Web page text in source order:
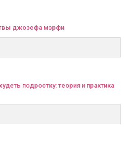
джозефа мэрфи
подростку: теория и практика